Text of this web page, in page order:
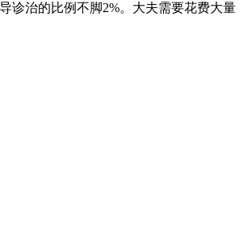
诊治的比例不脚2%。大夫需要花费大量